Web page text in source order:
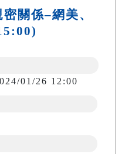
關係–網美、
01/26 12:00